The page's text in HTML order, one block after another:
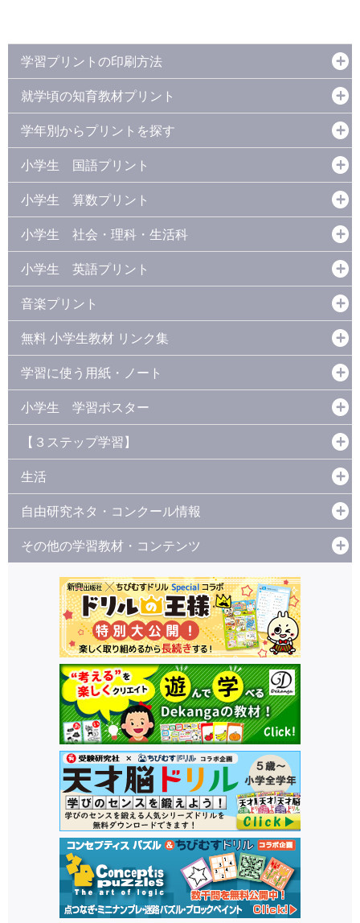
学習プリントの印刷方法
就学頃の知育教材プリント
学年別からプリントを探す
小学生 国語プリント
小学生 算数プリント
小学生 社会・理科・生活科
小学生 英語プリント
音楽プリント
無料 小学生教材 リンク集
学習に使う用紙・ノート
小学生 学習ポスター
【３ステップ学習】
生活
自由研究ネタ・コンクール情報
その他の学習教材・コンテンツ